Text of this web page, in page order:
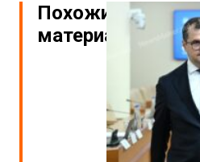
Похожие
материалы